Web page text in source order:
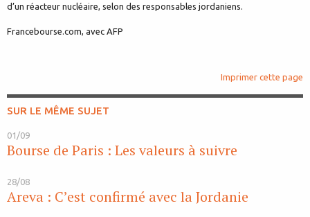
d’un réacteur nucléaire, selon des responsables jordaniens.
Francebourse.com, avec AFP
Imprimer cette page
SUR LE MÊME SUJET
01/09
Bourse de Paris : Les valeurs à suivre
28/08
Areva : C’est confirmé avec la Jordanie